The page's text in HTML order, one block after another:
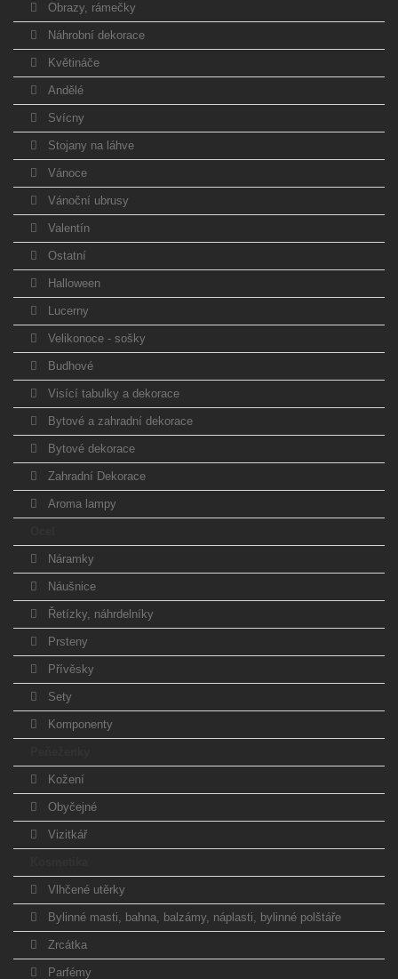
Obrazy, rámečky
Náhrobní dekorace
Květináče
Andělé
Svícny
Stojany na láhve
Vánoce
Vánoční ubrusy
Valentín
Ostatní
Halloween
Lucerny
Velikonoce - sošky
Budhové
Visící tabulky a dekorace
Bytové a zahradní dekorace
Bytové dekorace
Zahradní Dekorace
Aroma lampy
Náramky
Náušnice
Řetízky, náhrdelníky
Prsteny
Přívěsky
Sety
Komponenty
Kožení
Obyčejné
Vizitkář
Vlhčené utěrky
Bylinné masti, bahna, balzámy, náplasti, bylinné polštáře
Zrcátka
Parfémy